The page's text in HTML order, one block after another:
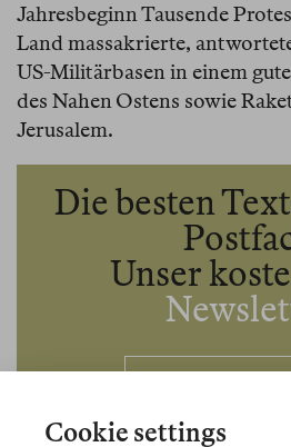
Jahresbeginn Tausende
Land massakrierte,
US-Militärbasen in einem
des Nahen Ostens sowie
Jerusalem.
Die besten
Unser
Cookie settings